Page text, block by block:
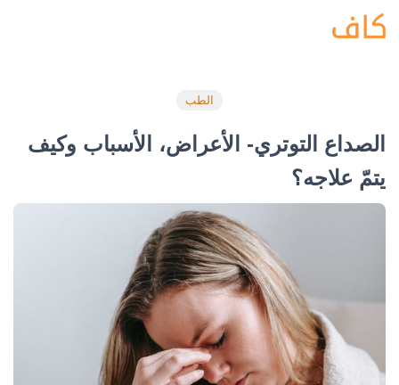
الطب
الصداع التوتري- الأعراض، الأسباب وكيف
يتمّ علاجه؟